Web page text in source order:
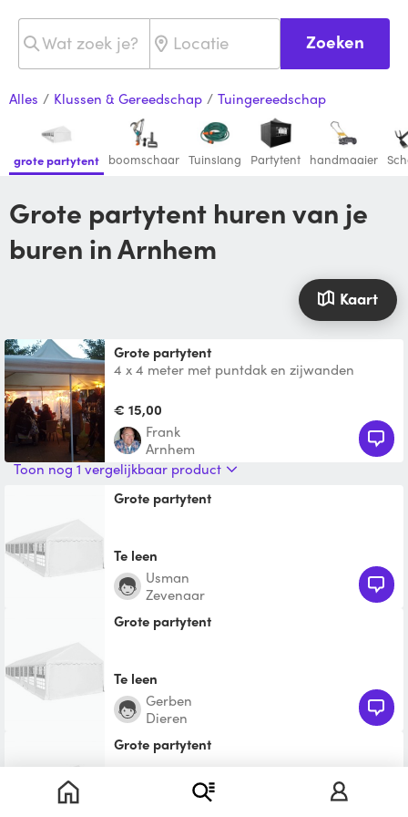
Zoeken
Alles / Klussen & Gereedschap / Tuingereedschap
grote partytent boomschaar Tuinslang Partytent handmaaier
grote partytent huren van je
buren in Arnhem
Kaart
grote partytent
4 x 4 meter met puntdak en zijwanden
€ 15,00
Frank
Arnhem
Toon nog 1 vergelijkbaar product
grote partytent
Te leen
Usman
Zevenaar
grote partytent
Te leen
Gerben
Dieren
grote partytent